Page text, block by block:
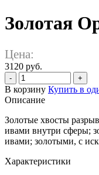
Золотая
Цена:
3120 руб.
- +
В корзину Купить в
Описание
Золотые хвосты
ивами внутри сферы;
ивами; золотыми, с
Характеристики